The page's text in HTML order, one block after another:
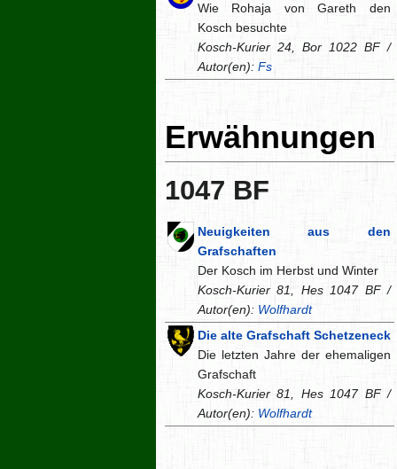
Wie Rohaja von Gareth den
Kosch besuchte
Kosch-Kurier 24, Bor 1022 BF /
Autor(en): Fs
Erwähnungen
1047 BF
Neuigkeiten aus den
Grafschaften
Der Kosch im Herbst und Winter
Kosch-Kurier 81, Hes 1047 BF /
Autor(en): Wolfhardt
Die alte Grafschaft Schetzeneck
Die letzten Jahre der ehemaligen
Grafschaft
Kosch-Kurier 81, Hes 1047 BF /
Autor(en): Wolfhardt